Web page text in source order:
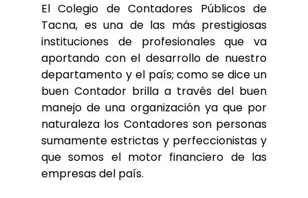
El Colegio de Contadores Públicos de
Tacna, es una de las más prestigiosas
instituciones de profesionales que va
aportando con el desarrollo de nuestro
departamento y el país; como se dice un
buen Contador brilla a través del buen
manejo de una organización ya que por
naturaleza los Contadores son personas
sumamente estrictas y perfeccionistas y
que somos el motor financiero de las
empresas del país.